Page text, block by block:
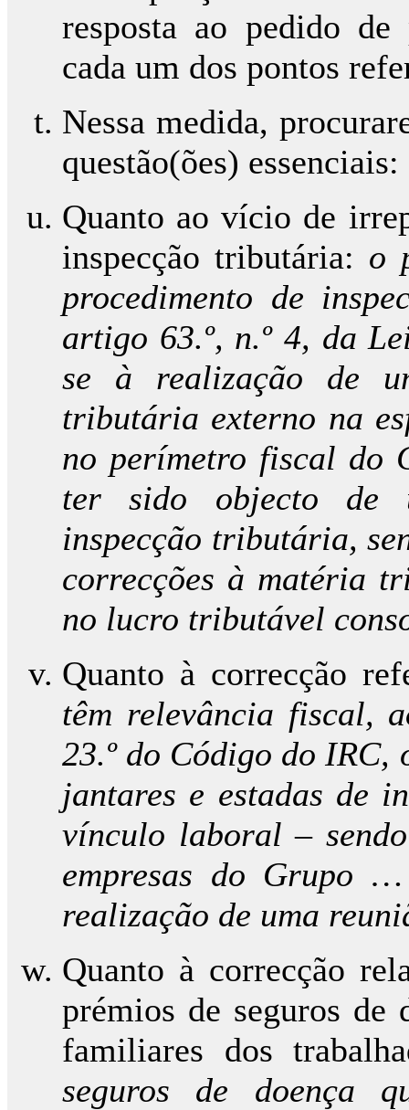
resposta ao pedido
cada um dos pontos
Nessa medida,
questão(ões) essenciais:
Quanto ao vício de
inspecção tributária: o
procedimento de
artigo 63.º, n.º 4, da
se à realização de
tributária externo na
no perímetro fiscal do
ter sido objecto de
inspecção tributária,
correcções à matéria
no lucro tributável
Quanto à correcção
têm relevância fiscal,
23.º do Código do IRC,
jantares e estadas de
vínculo laboral –
empresas do Grupo
realização de uma
Quanto à correcção
prémios de seguros de
familiares dos
seguros de doença